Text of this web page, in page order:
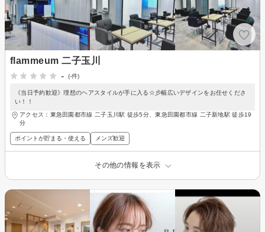
flammeum 二子玉川
-
(-件)
《当日予約歓迎》理想のヘアスタイルが手に入る☆彡幅広いデザインをお任せくださ
い！！
アクセス：東急田園都市線 二子玉川駅 徒歩5分、東急田園都市線 二子新地駅 徒歩19
分
ポイントが貯まる・使える メンズ歓迎
その他の情報を表示